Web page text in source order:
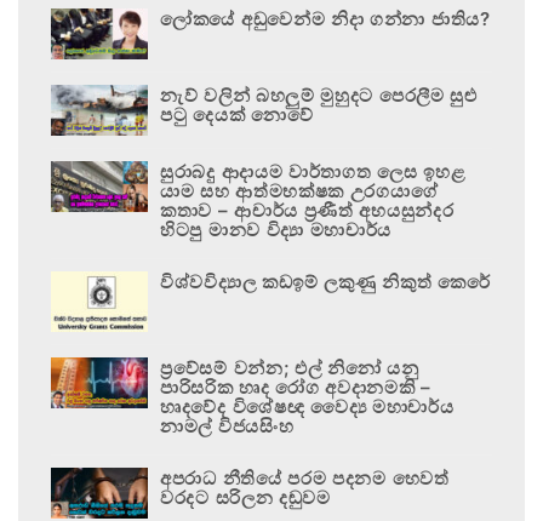
ලෝකයේ අඩුවෙන්ම නිදා ගන්නා ජාතිය?
නැව් වලින් බහලුම් මුහුදට පෙරලීම සුළු
පටු දෙයක් නොවේ
සුරාබදු ආදායම වාර්තාගත ලෙස ඉහළ
යාම සහ ආත්මභක්ෂක උරගයාගේ
කතාව – ආචාර්ය ප්‍රණීත් අභයසුන්දර
හිටපු මානව විද්‍යා මහාචාර්ය
විශ්වවිද්‍යාල කඩඉම් ලකුණු නිකුත් කෙරේ
ප්‍රවේසම් වන්න; එල් නිනෝ යනු
පාරිසරික හෘද රෝග අවදානමකි –
හෘදවේද විශේෂඥ වෛද්‍ය මහාචාර්ය
නාමල් විජයසිංහ
අපරාධ නීතියේ පරම පදනම හෙවත්
වරදට සරිලන දඬුවම